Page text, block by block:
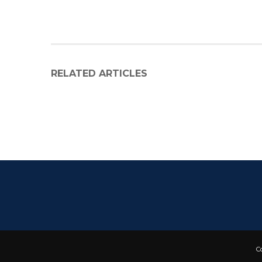
RELATED ARTICLES